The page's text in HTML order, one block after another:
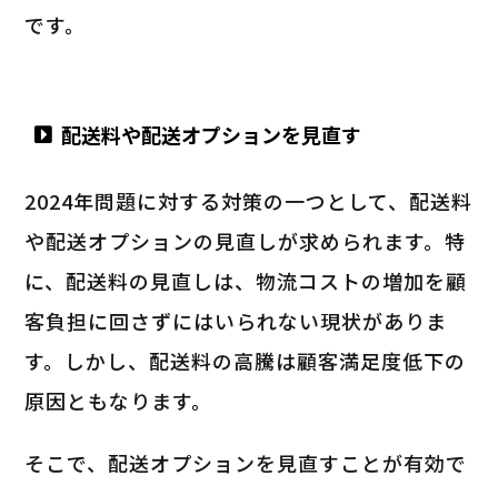
です。
配送料や配送オプションを見直す
2024年問題に対する対策の一つとして、配送料
や配送オプションの見直しが求められます。特
に、配送料の見直しは、物流コストの増加を顧
客負担に回さずにはいられない現状がありま
す。しかし、配送料の高騰は顧客満足度低下の
原因ともなります。
そこで、配送オプションを見直すことが有効で